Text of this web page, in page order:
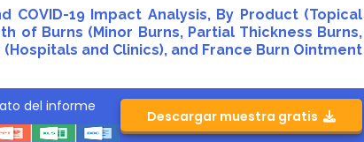
COVID-19 Impact Analysis, By Product (Topical
of Burns (Minor Burns, Partial Thickness Burns,
and Clinics), and France Burn Ointment
del informe
Descargar muestra gratis